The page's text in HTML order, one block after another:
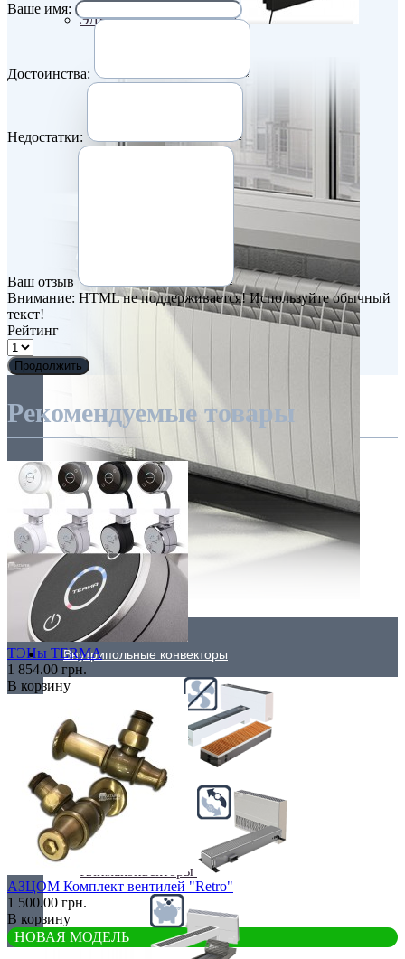
ЭЛЕКТРО РАДИАТОРЫ
Внутрипольные конвекторы
Без вентилятора
Климаконвекторы
Ваше имя:
Достоинства:
Недостатки:
Ваш отзыв
Внимание: HTML не поддерживается! Используйте обычный
текст!
Рейтинг
Продолжить
Рекомендуемые товары
ТЭНы TERMA
1 854.00 грн.
В корзину
АЗЦОМ Комплект вентилей "Retro"
1 500.00 грн.
В корзину
НОВАЯ МОДЕЛЬ